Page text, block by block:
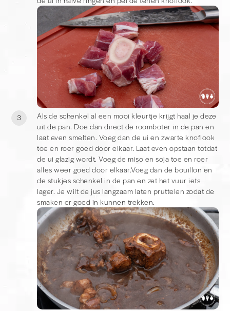
3
Als de schenkel al een mooi kleurtje krijgt haal je deze
uit de pan. Doe dan direct de roomboter in de pan en
laat even smelten. Voeg dan de ui en zwarte knoflook
toe en roer goed door elkaar. Laat even opstaan totdat
de ui glazig wordt. Voeg de miso en soja toe en roer
alles weer goed door elkaar.Voeg dan de bouillon en
de stukjes schenkel in de pan en zet het vuur iets
lager. Je wilt de jus langzaam laten pruttelen zodat de
smaken er goed in kunnen trekken.